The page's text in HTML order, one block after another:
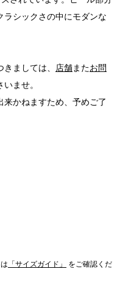
ラシックさの中にモダンな
ましては、 店舗またお問
ませ。
かねますため、予めご了
「サイズガイド」
をご確認くだ